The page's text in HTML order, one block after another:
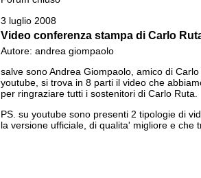
3 luglio 2008
Video conferenza stampa di Carlo
Autore: andrea giompaolo
salve sono Andrea Giompaolo, amico di
youtube, si trova in 8 parti il video che
per ringraziare tutti i sostenitori di Carlo Ruta.
PS. su youtube sono presenti 2 tipologie di
la versione ufficiale, di qualita' migliore e